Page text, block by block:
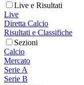
Live e Risultati
Live
Diretta Calcio
Risultati e Classifiche
Sezioni
Calcio
Mercato
Serie A
Serie B